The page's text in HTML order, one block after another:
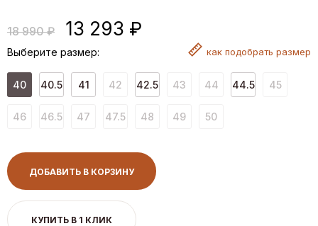
18 990 ₽ 13 293 ₽
Выберите размер: как подобрать размер
40 40.5 41 42 42.5 43 44 44.5 45
46 46.5 47 47.5 48 49 50
ДОБАВИТЬ В КОРЗИНУ
КУПИТЬ В 1 КЛИК